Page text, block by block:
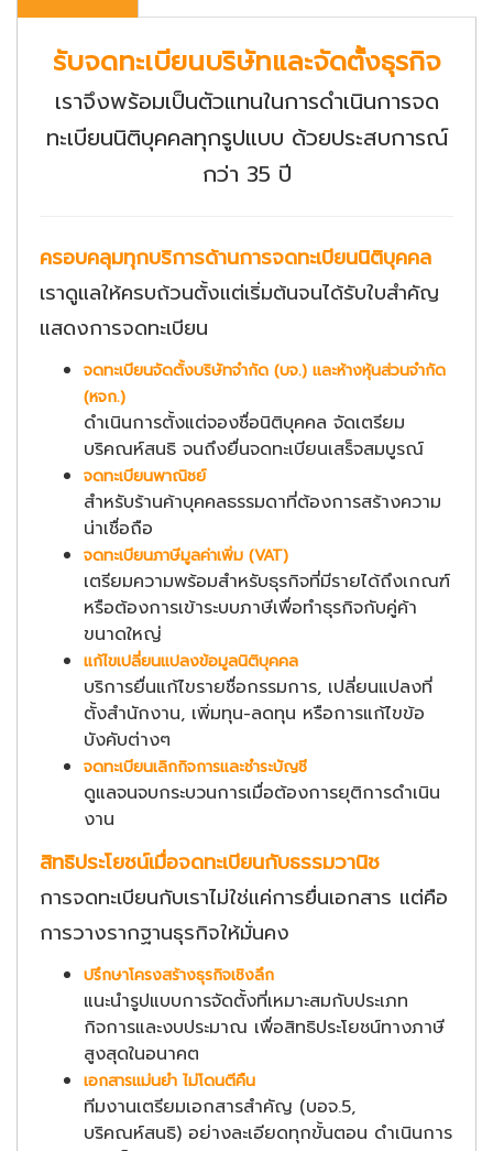
รับจดทะเบียนบริษัทและจัดตั้งธุรกิจ
เราจึงพร้อมเป็นตัวแทนในการดำเนินการจด
ทะเบียนนิติบุคคลทุกรูปแบบ ด้วยประสบการณ์
กว่า 35 ปี
ครอบคลุมทุกบริการด้านการจดทะเบียนนิติบุคคล
เราดูแลให้ครบถ้วนตั้งแต่เริ่มต้นจนได้รับใบสำคัญ
แสดงการจดทะเบียน
จดทะเบียนจัดตั้งบริษัทจำกัด (บจ.) และห้างหุ้นส่วนจำกัด
(หจก.)
ดำเนินการตั้งแต่จองชื่อนิติบุคคล จัดเตรียม
บริคณห์สนธิ จนถึงยื่นจดทะเบียนเสร็จสมบูรณ์
จดทะเบียนพาณิชย์
สำหรับร้านค้าบุคคลธรรมดาที่ต้องการสร้างความ
น่าเชื่อถือ
จดทะเบียนภาษีมูลค่าเพิ่ม (VAT)
เตรียมความพร้อมสำหรับธุรกิจที่มีรายได้ถึงเกณฑ์
หรือต้องการเข้าระบบภาษีเพื่อทำธุรกิจกับคู่ค้า
ขนาดใหญ่
แก้ไขเปลี่ยนแปลงข้อมูลนิติบุคคล
บริการยื่นแก้ไขรายชื่อกรรมการ, เปลี่ยนแปลงที่
ตั้งสำนักงาน, เพิ่มทุน-ลดทุน หรือการแก้ไขข้อ
บังคับต่างๆ
จดทะเบียนเลิกกิจการและชำระบัญชี
ดูแลจนจบกระบวนการเมื่อต้องการยุติการดำเนิน
งาน
สิทธิประโยชน์เมื่อจดทะเบียนกับธรรมวานิช
การจดทะเบียนกับเราไม่ใช่แค่การยื่นเอกสาร แต่คือ
การวางรากฐานธุรกิจให้มั่นคง
ปรึกษาโครงสร้างธุรกิจเชิงลึก
แนะนำรูปแบบการจัดตั้งที่เหมาะสมกับประเภท
กิจการและงบประมาณ เพื่อสิทธิประโยชน์ทางภาษี
สูงสุดในอนาคต
เอกสารแม่นยำ ไม่โดนตีคืน
ทีมงานเตรียมเอกสารสำคัญ (บอจ.5,
บริคณห์สนธิ) อย่างละเอียดทุกขั้นตอน ดำเนินการ